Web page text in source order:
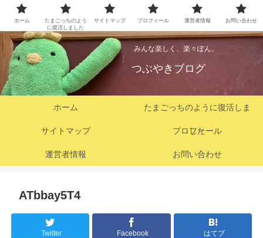
みんな楽しく、楽々ぽん。
つぶやきブログ
ホーム たまごっちのように復活しま
した
サイトマップ プロフィール
運営者情報 お問い合わせ
ATbbay5T4
Twitter Facebook はてブ
ホーム
たまごっちのよう
に復活しました
サイトマップ プロフィール 運営者情報 お問い合わせ